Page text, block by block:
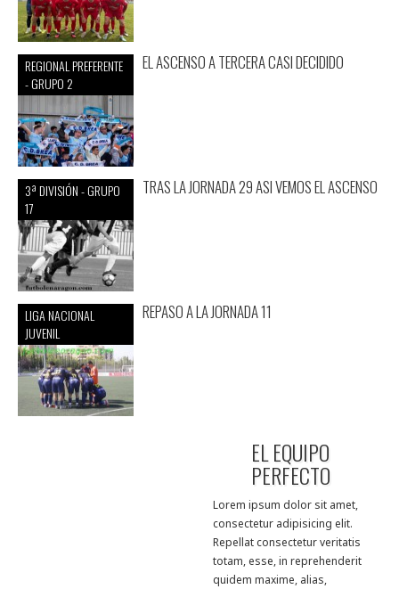
REGIONAL PREFERENTE
- GRUPO 2
EL ASCENSO A TERCERA CASI DECIDIDO
3ª DIVISIÓN - GRUPO
17
TRAS LA JORNADA 29 ASI VEMOS EL ASCENSO
LIGA NACIONAL
JUVENIL
REPASO A LA JORNADA 11
EL EQUIPO
PERFECTO
Lorem ipsum dolor sit amet,
consectetur adipisicing elit.
Repellat consectetur veritatis
totam, esse, in reprehenderit
quidem maxime, alias,